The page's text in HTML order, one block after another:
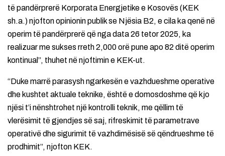
të pandërprerë Korporata Energjetike e Kosovës (KEK
sh.a.) njofton opinionin publik se Njësia B2, e cila ka qenë në
operim të pandërprerë që nga data 26 tetor 2025, ka
realizuar me sukses rreth 2,000 orë pune apo 82 ditë operim
kontinual”, thuhet në njoftimin e KEK-ut.
“Duke marrë parasysh ngarkesën e vazhdueshme operative
dhe kushtet aktuale teknike, është e domosdoshme që kjo
njësi t’i nënshtrohet një kontrolli teknik, me qëllim të
vlerësimit të gjendjes së saj, rifreskimit të parametrave
operativë dhe sigurimit të vazhdimësisë së qëndrueshme të
prodhimit”, njofton KEK.